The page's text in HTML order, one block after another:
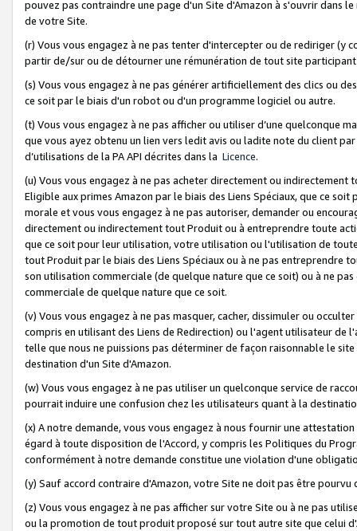
pouvez pas contraindre une page d'un Site d'Amazon à s'ouvrir dans
de votre Site.
(r) Vous vous engagez à ne pas tenter d'intercepter ou de rediriger
partir de/sur ou de détourner une rémunération de tout site
(s) Vous vous engagez à ne pas générer artificiellement des clics ou
ce soit par le biais d'un robot ou d'un programme logiciel ou autre.
(t) Vous vous engagez à ne pas afficher ou utiliser d’une quelconque
que vous ayez obtenu un lien vers ledit avis ou ladite note du client
d’utilisations de la PA API décrites dans la Licence.
(u) Vous vous engagez à ne pas acheter directement ou
Eligible aux primes Amazon par le biais des Liens Spéciaux, que ce
morale et vous vous engagez à ne pas autoriser, demander ou
directement ou indirectement tout Produit ou à entreprendre toute
que ce soit pour leur utilisation, votre utilisation ou l'utilisation de
tout Produit par le biais des Liens Spéciaux ou à ne pas entreprendre
son utilisation commerciale (de quelque nature que ce soit) ou à ne
commerciale de quelque nature que ce soit.
(v) Vous vous engagez à ne pas masquer, cacher, dissimuler ou
compris en utilisant des Liens de Redirection) ou l'agent utilisateur
telle que nous ne puissions pas déterminer de façon raisonnable le
destination d'un Site d'Amazon.
(w) Vous vous engagez à ne pas utiliser un quelconque service de
pourrait induire une confusion chez les utilisateurs quant à la
(x) A notre demande, vous vous engagez à nous fournir une
égard à toute disposition de l'Accord, y compris les Politiques du
conformément à notre demande constitue une violation d'une
(y) Sauf accord contraire d'Amazon, votre Site ne doit pas être
(z) Vous vous engagez à ne pas afficher sur votre Site ou à ne pas
ou la promotion de tout produit proposé sur tout autre site que celui